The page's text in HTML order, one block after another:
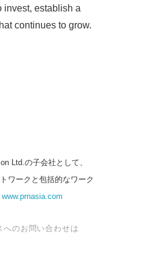
invest, establish a
continues to grow.
Ltd.の子会社として、
ワークと包括的なワーク
www.prnasia.com
のお問い合わせは